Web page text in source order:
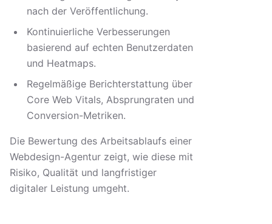
nach der Veröffentlichung.
Kontinuierliche Verbesserungen
basierend auf echten Benutzerdaten
und Heatmaps.
Regelmäßige Berichterstattung über
Core Web Vitals, Absprungraten und
Conversion-Metriken.
Die Bewertung des Arbeitsablaufs einer
Webdesign-Agentur zeigt, wie diese mit
Risiko, Qualität und langfristiger
digitaler Leistung umgeht.